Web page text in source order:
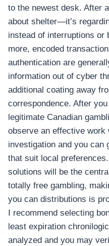
to the newest desk. After
about shelter—it’s
instead of interruptions or
more, encoded
authentication are
information out of cyber
additional coating away
correspondence. After
legitimate Canadian
observe an effective work
investigation and you can
that suit local
solutions will be the
totally free gambling,
you can distributions is
I recommend selecting
least expiration
analyzed and you may